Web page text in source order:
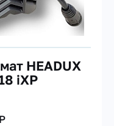
HEADUX
iXP